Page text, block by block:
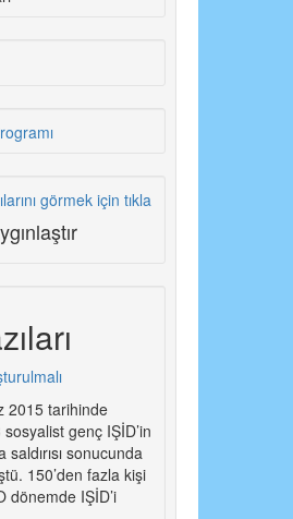
2015 tarihinde
sosyalist genç IŞİD’in
saldırısı sonucunda
150’den fazla kişi
dönemde IŞİD’i